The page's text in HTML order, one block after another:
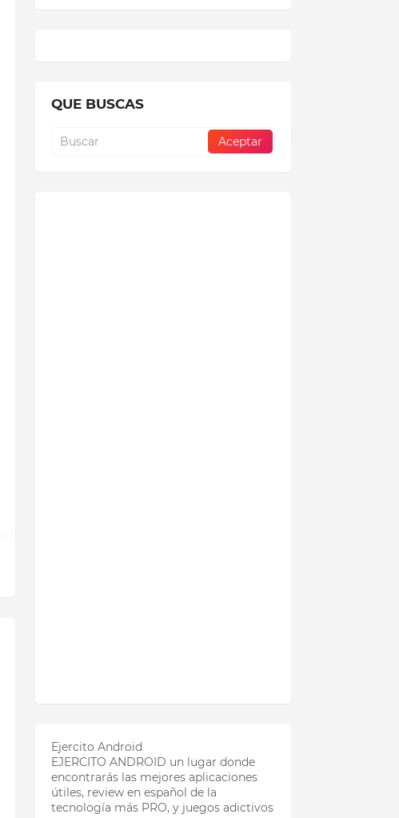
QUE BUSCAS
Ejercito Android
EJERCITO ANDROID un lugar donde
encontrarás las mejores aplicaciones
útiles, review en español de la
tecnología más PRO, y juegos adictivos